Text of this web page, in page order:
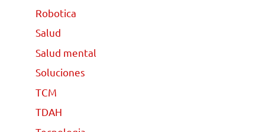
Robotica
Salud
Salud mental
Soluciones
TCM
TDAH